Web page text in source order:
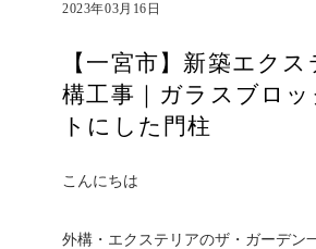
2023年03月16日
【一宮市】新築エク
構工事｜ガラスブロ
トにした門柱
こんにちは
外構・エクステリアのザ・ガーデン